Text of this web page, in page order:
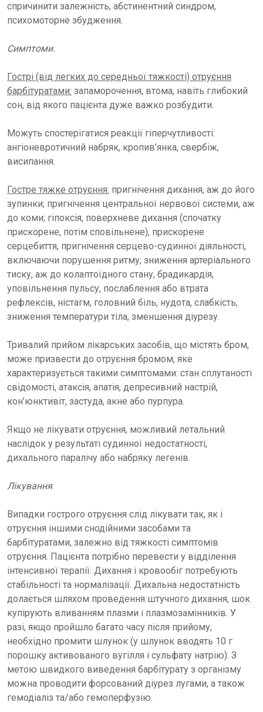
спричинити залежність, абстинентний синдром,
психомоторне збудження.
Симптоми.
Гострі (від легких до середньої тяжкості) отруєння
барбітуратами: запаморочення, втома, навіть глибокий
сон, від якого пацієнта дуже важко розбудити.
Можуть спостерігатися реакції гіперчутливості:
ангіоневротичний набряк, кропив’янка, свербіж,
висипання.
Гостре тяжке отруєння: пригнічення дихання, аж до його
зупинки; пригнічення центральної нервової системи, аж
до коми; гіпоксія, поверхневе дихання (спочатку
прискорене, потім сповільнене), прискорене
серцебиття, пригнічення серцево-судинної діяльності,
включаючи порушення ритму; зниження артеріального
тиску, аж до колаптоїдного стану, брадикардія,
уповільнення пульсу, послаблення або втрата
рефлексів, ністагм, головний біль, нудота, слабкість,
зниження температури тіла, зменшення діурезу.
Тривалий прийом лікарських засобів, що містять бром,
може призвести до отруєння бромом, яке
характеризується такими симптомами: стан сплутаності
свідомості, атаксія, апатія, депресивний настрій,
кон’юнктивіт, застуда, акне або пурпура.
Якщо не лікувати отруєння, можливий летальний
наслідок у результаті судинної недостатності,
дихального паралічу або набряку легенів.
Лікування.
Випадки гострого отруєння слід лікувати так, як і
отруєння іншими снодійними засобами та
барбітуратами, залежно від тяжкості симптомів
отруєння. Пацієнта потрібно перевести у відділення
інтенсивної терапії. Дихання і кровообіг потребують
стабільності та нормалізації. Дихальна недостатність
долається шляхом проведення штучного дихання, шок
купірують вливанням плазми і плазмозамінників. У
разі, якщо пройшло багато часу після прийому,
необхідно промити шлунок (у шлунок вводять 10 г
порошку активованого вугілля і сульфату натрію). З
метою швидкого виведення барбітурату з організму
можна проводити форсований діурез лугами, а також
гемодіаліз та/або гемоперфузію.